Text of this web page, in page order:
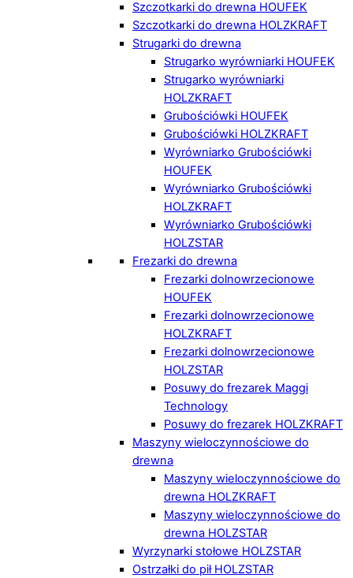
Szczotkarki do drewna HOUFEK
Szczotkarki do drewna HOLZKRAFT
Strugarki do drewna
Strugarko wyrówniarki HOUFEK
Strugarko wyrówniarki
HOLZKRAFT
Grubościówki HOUFEK
Grubościówki HOLZKRAFT
Wyrówniarko Grubościówki
HOUFEK
Wyrówniarko Grubościówki
HOLZKRAFT
Wyrówniarko Grubościówki
HOLZSTAR
Frezarki do drewna
Frezarki dolnowrzecionowe
HOUFEK
Frezarki dolnowrzecionowe
HOLZKRAFT
Frezarki dolnowrzecionowe
HOLZSTAR
Posuwy do frezarek Maggi
Technology
Posuwy do frezarek HOLZKRAFT
Maszyny wieloczynnościowe do
drewna
Maszyny wieloczynnościowe do
drewna HOLZKRAFT
Maszyny wieloczynnościowe do
drewna HOLZSTAR
Wyrzynarki stołowe HOLZSTAR
Ostrzałki do pił HOLZSTAR